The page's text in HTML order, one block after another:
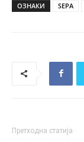
ОЗНАКИ SEPA
Претходна статија